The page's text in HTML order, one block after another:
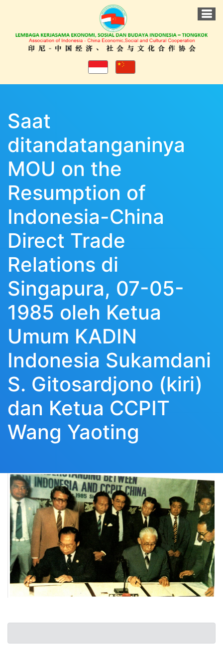
Saat
ditandatanganinya
MOU on the
Resumption of
Indonesia-China
Direct Trade
Relations di
Singapura, 07-05-
1985 oleh Ketua
Umum KADIN
Indonesia Sukamdani
S. Gitosardjono (kiri)
dan Ketua CCPIT
Wang Yaoting